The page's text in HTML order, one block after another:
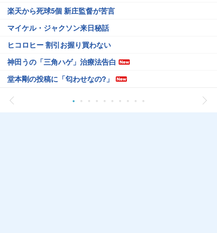
楽天から死球5個 新庄監督が苦言
マイケル・ジャクソン来日秘話
ヒコロヒー 割引お握り買わない
神田うの「三角ハゲ」治療法告白
堂本剛の投稿に「匂わせなの?」